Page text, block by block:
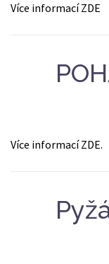
Více informací ZDE
Více informací ZDE.